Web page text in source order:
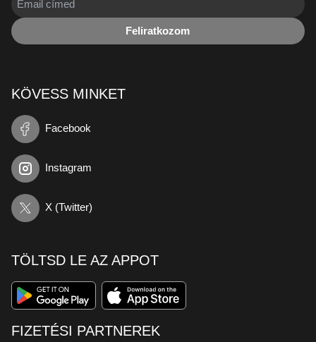
Feliratkozom
KÖVESS MINKET
Facebook
Instagram
X (Twitter)
TÖLTSD LE AZ APPOT
FIZETÉSI PARTNEREK